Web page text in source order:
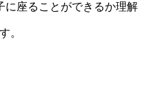
に座ることができるか理解
。